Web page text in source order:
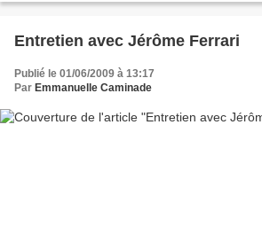
Entretien avec Jérôme Ferrari
Publié le 01/06/2009 à 13:17
Par Emmanuelle Caminade